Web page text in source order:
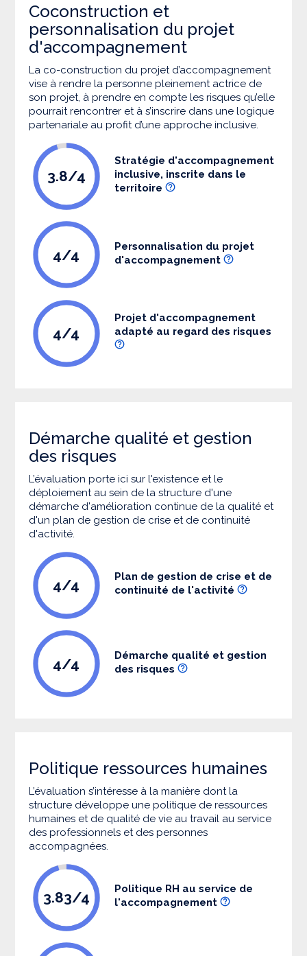
Coconstruction et
personnalisation du projet
d'accompagnement
La co-construction du projet d’accompagnement
vise à rendre la personne pleinement actrice de
son projet, à prendre en compte les risques qu’elle
pourrait rencontrer et à s’inscrire dans une logique
partenariale au profit d’une approche inclusive.
3.8/4
Stratégie d'accompagnement
inclusive, inscrite dans le
territoire
4/4
Personnalisation du projet
d'accompagnement
4/4
Projet d'accompagnement
adapté au regard des risques
Démarche qualité et gestion
des risques
L’évaluation porte ici sur l'existence et le
déploiement au sein de la structure d'une
démarche d'amélioration continue de la qualité et
d'un plan de gestion de crise et de continuité
d'activité.
4/4
Plan de gestion de crise et de
continuité de l'activité
4/4
Démarche qualité et gestion
des risques
Politique ressources humaines
L’évaluation s’intéresse à la manière dont la
structure développe une politique de ressources
humaines et de qualité de vie au travail au service
des professionnels et des personnes
accompagnées.
3.83/4
Politique RH au service de
l'accompagnement